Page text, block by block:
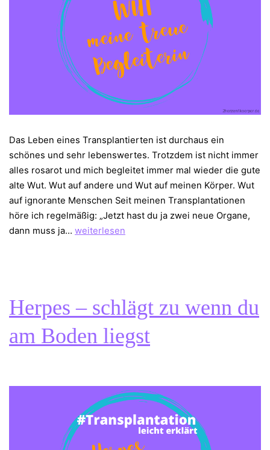
Das Leben eines Transplantierten ist durchaus ein
schönes und sehr lebenswertes. Trotzdem ist nicht immer
alles rosarot und mich begleitet immer mal wieder die gute
alte Wut. Wut auf andere und Wut auf meinen Körper. Wut
auf ignorante Menschen Seit meinen Transplantationen
höre ich regelmäßig: „Jetzt hast du ja zwei neue Organe,
dann muss ja… Wut
weiterlesen
Herpes – schlägt zu wenn du
am Boden liegst